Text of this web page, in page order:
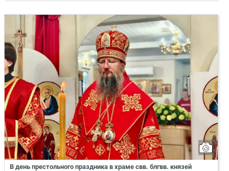
В день престольного праздника в храме свв. блгвв. князей